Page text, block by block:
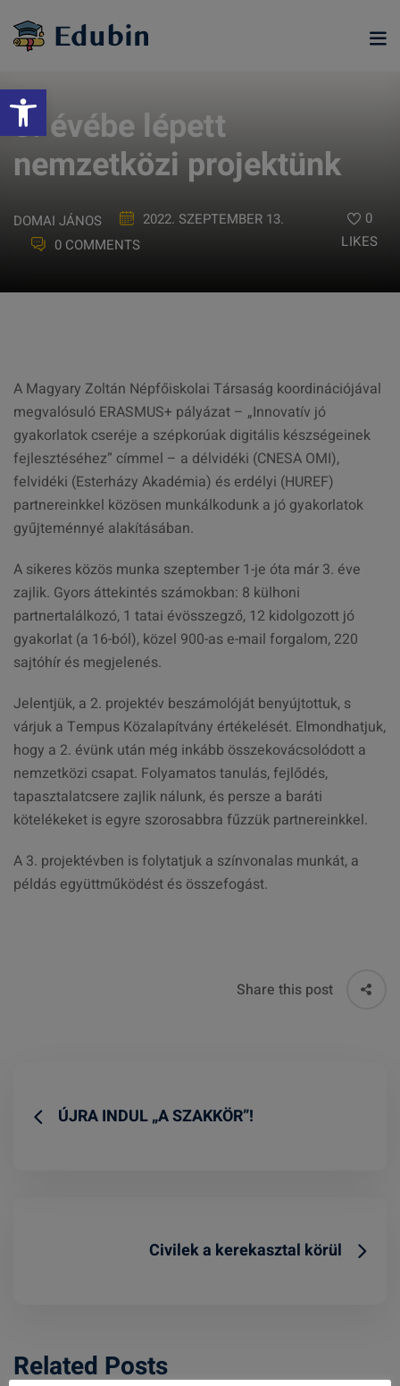
Eszköztár megnyitása
content
3. évébe lépett
nemzetközi projektünk
DOMAI JÁNOS
2022. SZEPTEMBER 13.
0 COMMENTS
0
LIKES
A Magyary Zoltán Népfőiskolai Társaság koordinációjával
megvalósuló ERASMUS+ pályázat – „Innovatív jó
gyakorlatok cseréje a szépkorúak digitális készségeinek
fejlesztéséhez” címmel – a délvidéki (CNESA OMI),
felvidéki (Esterházy Akadémia) és erdélyi (HUREF)
partnereinkkel közösen munkálkodunk a jó gyakorlatok
gyűjteménnyé alakításában.
A sikeres közös munka szeptember 1-je óta már 3. éve
zajlik. Gyors áttekintés számokban: 8 külhoni
partnertalálkozó, 1 tatai évösszegző, 12 kidolgozott jó
gyakorlat (a 16-ból), közel 900-as e-mail forgalom, 220
sajtóhír és megjelenés.
Jelentjük, a 2. projektév beszámolóját benyújtottuk, s
várjuk a Tempus Közalapítvány értékelését. Elmondhatjuk,
hogy a 2. évünk után még inkább összekovácsolódott a
nemzetközi csapat. Folyamatos tanulás, fejlődés,
tapasztalatcsere zajlik nálunk, és persze a baráti
kötelékeket is egyre szorosabbra fűzzük partnereinkkel.
A 3. projektévben is folytatjuk a színvonalas munkát, a
példás együttműködést és összefogást.
Share this post
ÚJRA INDUL „A SZAKKÖR”!
Civilek a kerekasztal körül
Related Posts